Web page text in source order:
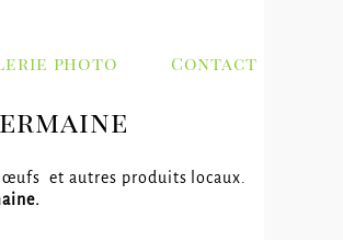
photo Contact
et autres produits locaux.